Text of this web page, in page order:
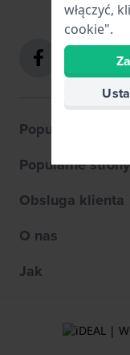
Popularne marki
Popularne strony
Obsluga klienta
O nas
Jak
włączyć,
cookie".